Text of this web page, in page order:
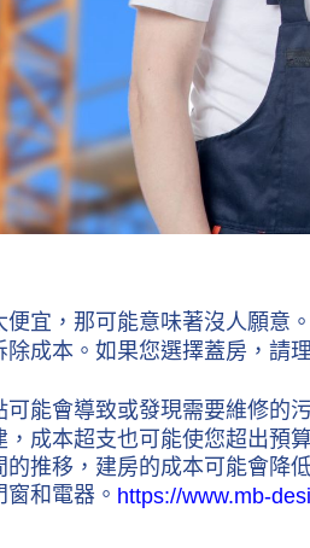
宜，那可能意味著沒人願意
成本。如果您選擇蓋房，請
可能會導致或發現需要維修的
成本超支也可能使您超出預
的推移，建房的成本可能會降
和電器。 https://www.mb-